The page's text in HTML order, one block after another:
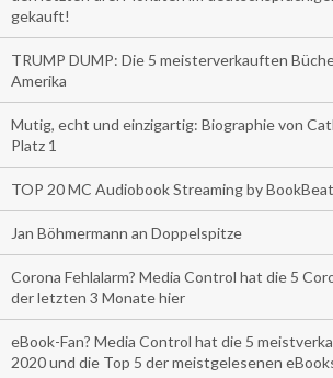
gekauft!
TRUMP DUMP: Die 5 meisterverkauften
Amerika
Mutig, echt und einzigartig: Biographie von
Platz 1
TOP 20 MC Audiobook Streaming by BookBeat
Jan Böhmermann an Doppelspitze
Corona Fehlalarm? Media Control hat die 5
der letzten 3 Monate hier
eBook-Fan? Media Control hat die 5
2020 und die Top 5 der meistgelesenen